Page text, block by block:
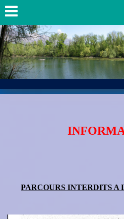
PARCOURS INTERDITS A